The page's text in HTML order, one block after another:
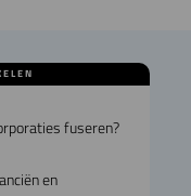
fuseren?
en